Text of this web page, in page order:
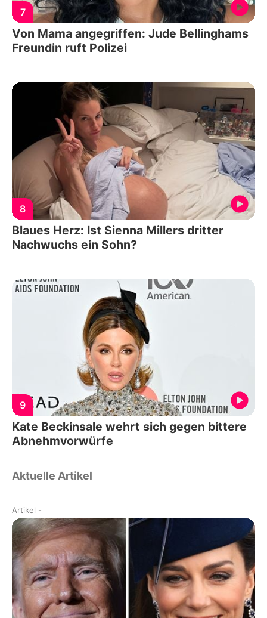
7
Von Mama angegriffen: Jude Bellinghams
Freundin ruft Polizei
8
Blaues Herz: Ist Sienna Millers dritter
Nachwuchs ein Sohn?
9
Kate Beckinsale wehrt sich gegen bittere
Abnehmvorwürfe
Aktuelle Artikel
Artikel -